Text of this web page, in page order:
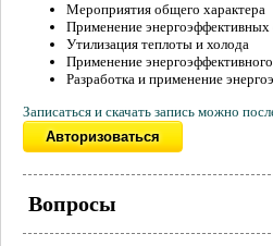
Мероприятия общего характера
Применение энергоэффективных
Утилизация теплоты и холода
Применение
Разработка и применение
Записаться и скачать запись можно
Вопросы